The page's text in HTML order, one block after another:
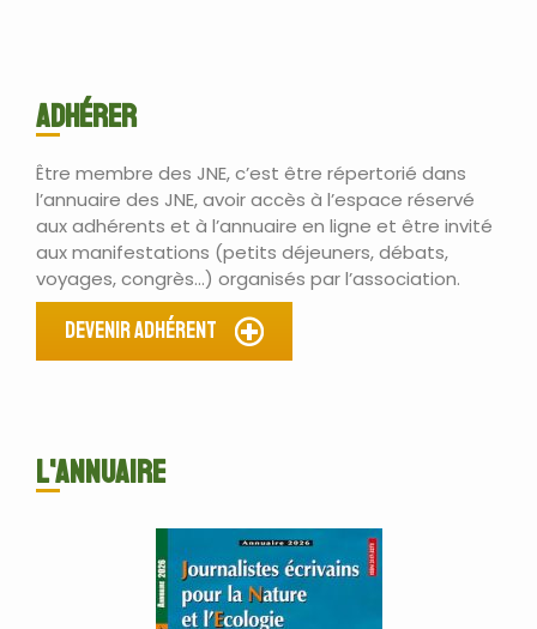
Adhérer
Être membre des JNE, c’est être répertorié dans
l’annuaire des JNE, avoir accès à l’espace réservé
aux adhérents et à l’annuaire en ligne et être invité
aux manifestations (petits déjeuners, débats,
voyages, congrès…) organisés par l’association.
Devenir Adhérent
L'ANNUAIRE